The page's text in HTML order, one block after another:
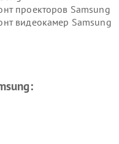
проекторов Samsung
видеокамер Samsung